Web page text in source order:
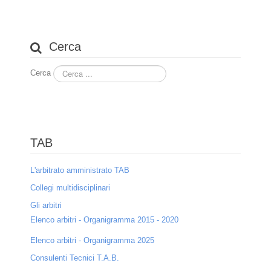
Arbitrati
Arbitrati speciali
Costi
Cerca
Cerca
TAB
L'arbitrato amministrato TAB
Collegi multidisciplinari
Gli arbitri
Elenco arbitri - Organigramma 2015 - 2020
Elenco arbitri - Organigramma 2025
Consulenti Tecnici T.A.B.